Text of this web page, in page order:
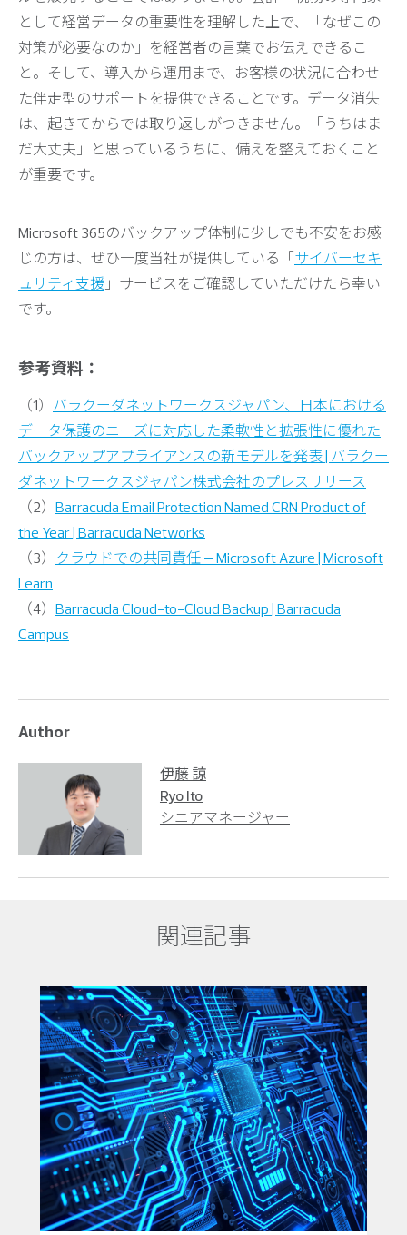
として経営データの重要性を理解した上で、「なぜこの
対策が必要なのか」を経営者の言葉でお伝えできるこ
と。そして、導入から運用まで、お客様の状況に合わせ
た伴走型のサポートを提供できることです。データ消失
は、起きてからでは取り返しがつきません。「うちはま
だ大丈夫」と思っているうちに、備えを整えておくこと
が重要です。
Microsoft 365のバックアップ体制に少しでも不安をお感
じの方は、ぜひ一度当社が提供している「 サイバーセキ
ュリティ支援 」サービスをご確認していただけたら幸い
です。
参考資料：
（1） バラクーダネットワークスジャパン、日本における
データ保護のニーズに対応した柔軟性と拡張性に優れた
バックアップアプライアンスの新モデルを発表 | バラクー
ダネットワークスジャパン株式会社のプレスリリース
（2） Barracuda Email Protection Named CRN Product of
the Year | Barracuda Networks
（3） クラウドでの共同責任 – Microsoft Azure | Microsoft
Learn
（4） Barracuda Cloud-to-Cloud Backup | Barracuda
Campus
Author
伊藤 諒
Ryo Ito
シニアマネージャー
関連記事